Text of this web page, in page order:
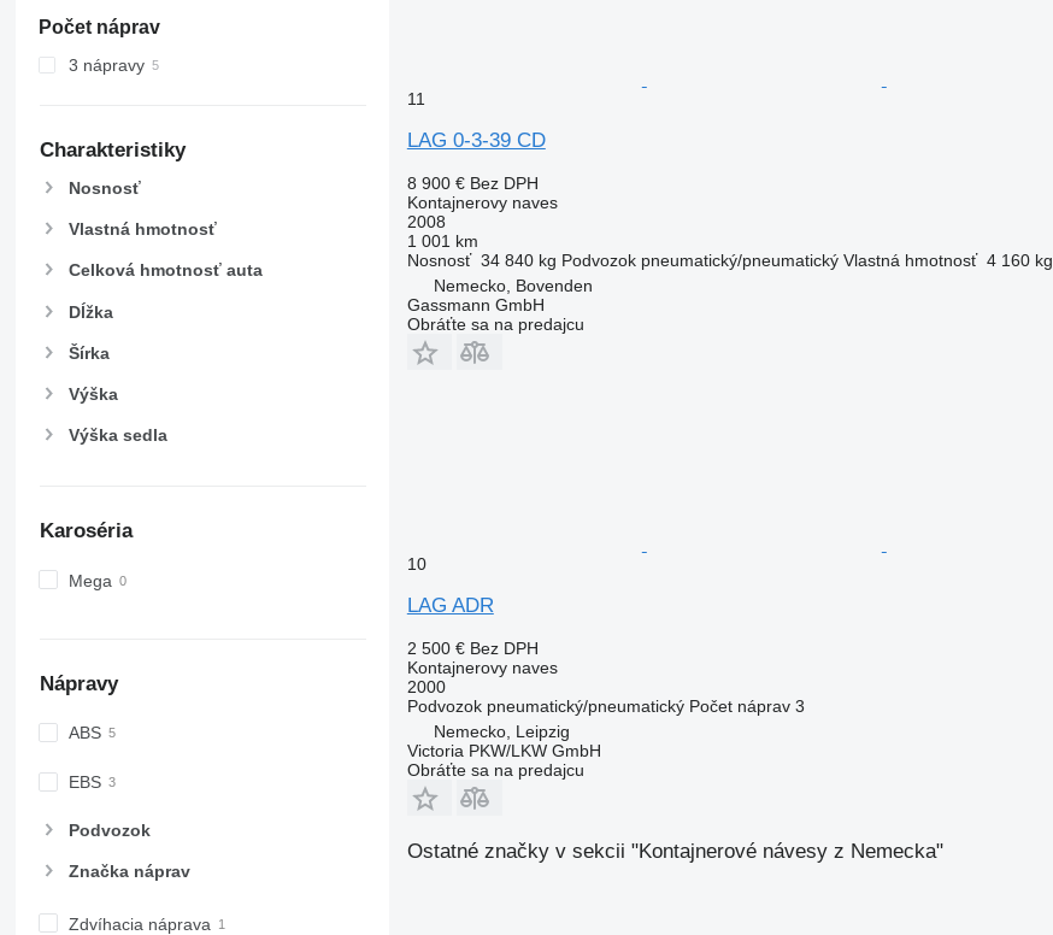
Počet náprav
3 nápravy
Charakteristiky
Nosnosť
Vlastná hmotnosť
Celková hmotnosť auta
Dĺžka
Šírka
Výška
Výška sedla
Karoséria
Mega
Nápravy
ABS
EBS
Podvozok
Značka náprav
Zdvíhacia náprava
11
LAG 0-3-39 CD
8 900 € Bez DPH
Kontajnerovy naves
2008
1 001 km
Nosnosť 34 840 kg Podvozok pneumatický/pneumatický Vlastná hmotnosť 4 160 kg
Nemecko, Bovenden
Gassmann GmbH
Obráťte sa na predajcu
10
LAG ADR
2 500 € Bez DPH
Kontajnerovy naves
2000
Podvozok pneumatický/pneumatický Počet náprav 3
Nemecko, Leipzig
Victoria PKW/LKW GmbH
Obráťte sa na predajcu
Ostatné značky v sekcii "Kontajnerové návesy z Nemecka"